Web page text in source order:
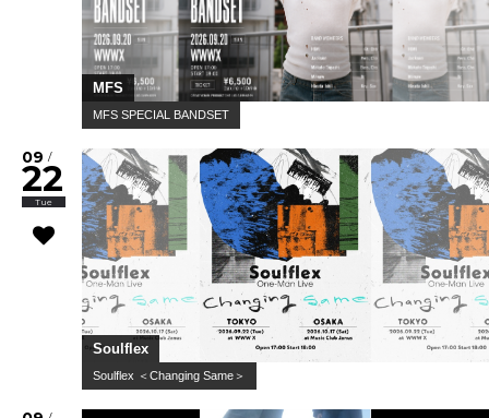
MFS
MFS SPECIAL BANDSET
09 /
22
Tue
Soulflex
Soulflex ＜Changing Same＞